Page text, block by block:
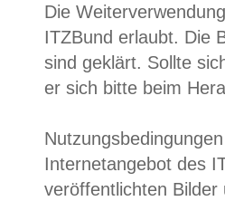
Die
ITZBund erlaubt. Die
sind geklärt. Sollte
er sich bitte beim
Internetangebot des
veröffentlichten